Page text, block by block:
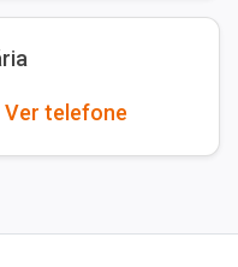
Ver telefone